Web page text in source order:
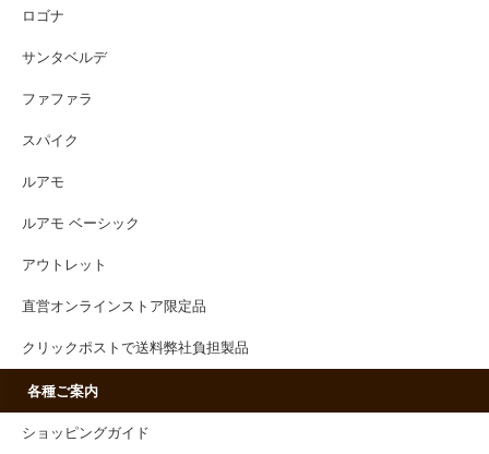
ロゴナ
サンタベルデ
ファファラ
スパイク
ルアモ
ルアモ ベーシック
アウトレット
直営オンラインストア限定品
クリックポストで送料弊社負担製品
各種ご案内
ショッピングガイド